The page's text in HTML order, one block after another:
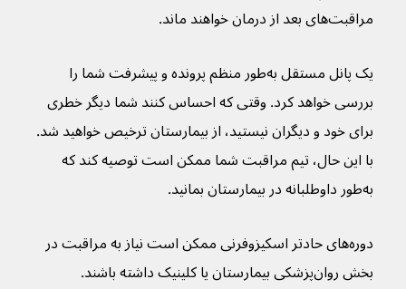
مراقبت‌های بعد از درمان خواهند ماند.
یک پانل مستقل به‌طور منظم پرونده و پیشرفت شما را
بررسی خواهد کرد. وقتی که احساس کنند شما دیگر خطری
برای خود و دیگران نیستید، از بیمارستان ترخیص خواهید شد.
با این حال، تیم مراقبت شما ممکن است توصیه کند که
به‌طور داوطلبانه در بیمارستان بمانید.
دوره‌های حادتر اسکیزوفرنی ممکن است نیاز به مراقبت در
بخش روان‌پزشکی بیمارستان یا کلینیک داشته باشند.